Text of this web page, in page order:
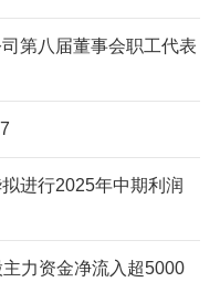
第八届董事会职工代表
进行2025年中期利润
力资金净流入超5000